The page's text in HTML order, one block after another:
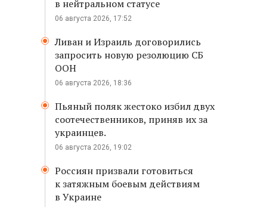
в нейтральном статусе
06 августа 2026, 17:52
Ливан и Израиль договорились
запросить новую резолюцию СБ
ООН
06 августа 2026, 18:36
Пьяный поляк жестоко избил двух
соотечественников, приняв их за
украинцев.
06 августа 2026, 19:02
Россиян призвали готовиться
к затяжным боевым действиям
в Украине